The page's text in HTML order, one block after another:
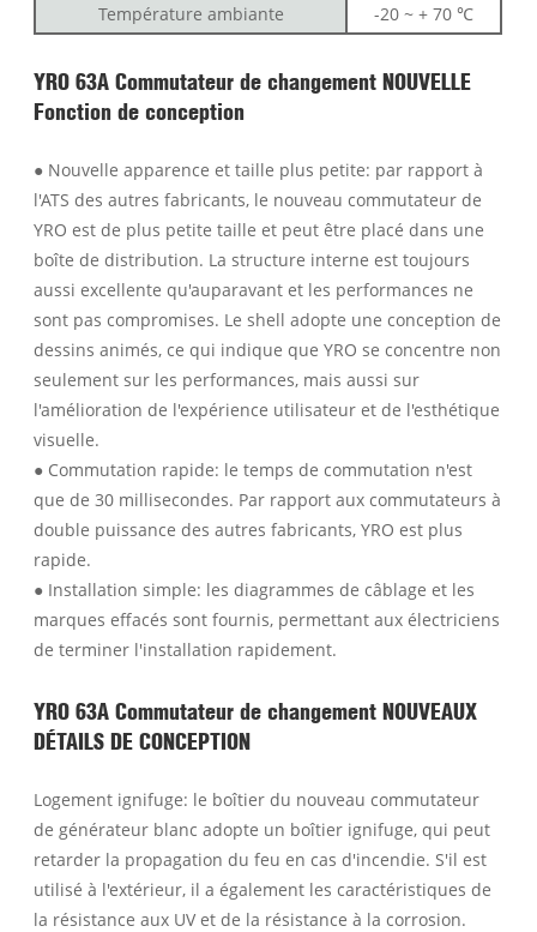
Température ambiante
-20 ~ + 70 ℃
YRO 63A Commutateur de changement NOUVELLE
Fonction de conception
● Nouvelle apparence et taille plus petite: par rapport à
l'ATS des autres fabricants, le nouveau commutateur de
YRO est de plus petite taille et peut être placé dans une
boîte de distribution. La structure interne est toujours
aussi excellente qu'auparavant et les performances ne
sont pas compromises. Le shell adopte une conception de
dessins animés, ce qui indique que YRO se concentre non
seulement sur les performances, mais aussi sur
l'amélioration de l'expérience utilisateur et de l'esthétique
visuelle.
● Commutation rapide: le temps de commutation n'est
que de 30 millisecondes. Par rapport aux commutateurs à
double puissance des autres fabricants, YRO est plus
rapide.
● Installation simple: les diagrammes de câblage et les
marques effacés sont fournis, permettant aux électriciens
de terminer l'installation rapidement.
YRO 63A Commutateur de changement NOUVEAUX
DÉTAILS DE CONCEPTION
Logement ignifuge: le boîtier du nouveau commutateur
de générateur blanc adopte un boîtier ignifuge, qui peut
retarder la propagation du feu en cas d'incendie. S'il est
utilisé à l'extérieur, il a également les caractéristiques de
la résistance aux UV et de la résistance à la corrosion.